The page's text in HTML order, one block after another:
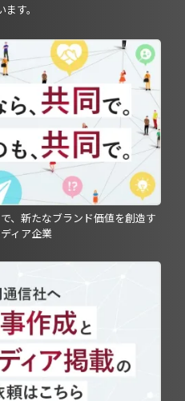
ます。
、新たなブランド価値を創造す
ィア企業